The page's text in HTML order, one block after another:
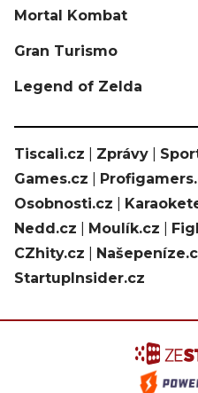
Mortal Kombat
Gran Turismo
Legend of Zelda
Tiscali.cz Zprávy
Games.cz
Osobnosti.cz
Nedd.cz
Moulík.cz
CZhity.cz
StartupInsider.cz